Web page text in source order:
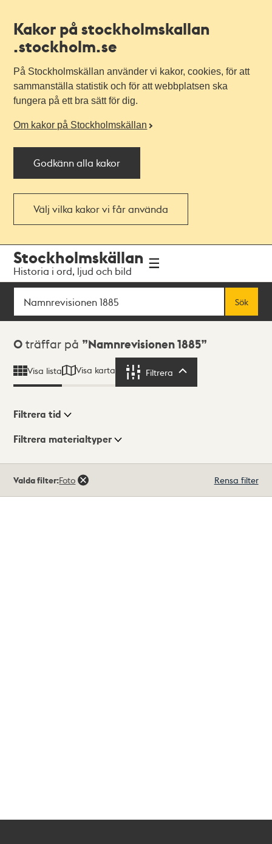
Kakor på stockholmskallan
.stockholm.se
På Stockholmskällan använder vi kakor, cookies, för att
sammanställa statistik och för att webbplatsen ska
fungera på ett bra sätt för dig.
Om kakor på Stockholmskällan
Godkänn alla kakor
Välj vilka kakor vi får använda
navigationen
huvudinnehållet
Stockholmskällan
Historia i ord, ljud och bild
Sök
Sök
Sökresultat
0 träffar på Namnrevisionen 1885
Visa lista Visa karta Filtrera
Visningsläge
Filtrera tid
Filtrera materialtyper
träffar
Valda filter:Foto Rensa filter